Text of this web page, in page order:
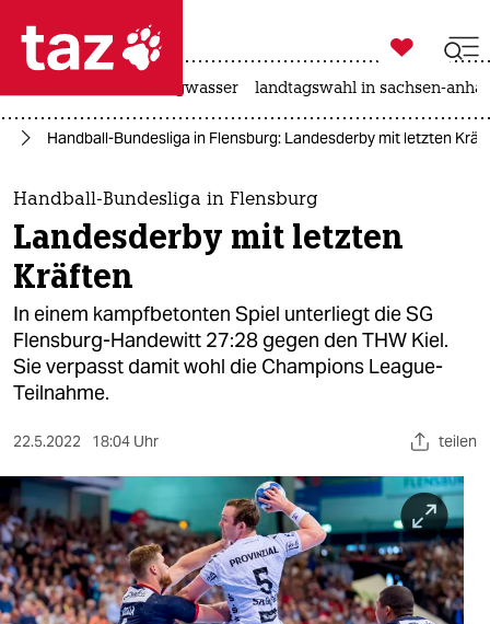
 taz zahl ich
taz zahl ich
themen
politik
öko
gesellschaft
kultur
sport
berlin
nord
wahrheit

taz zahl ich
niedrigwasser landtagswahl in sachsen-
Handball-Bundesliga in Flensburg: Landesderby mit letzten
Handball-Bundesliga in Flensburg
Landesderby mit letzten
Kräften
In einem kampfbetonten Spiel unterliegt die SG
Flensburg-Handewitt 27:28 gegen den THW Kiel.
Sie verpasst damit wohl die Champions League-
Teilnahme.
22.5.2022 18:04 Uhr teilen